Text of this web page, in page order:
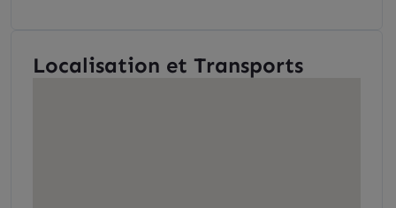
Localisation et Transports